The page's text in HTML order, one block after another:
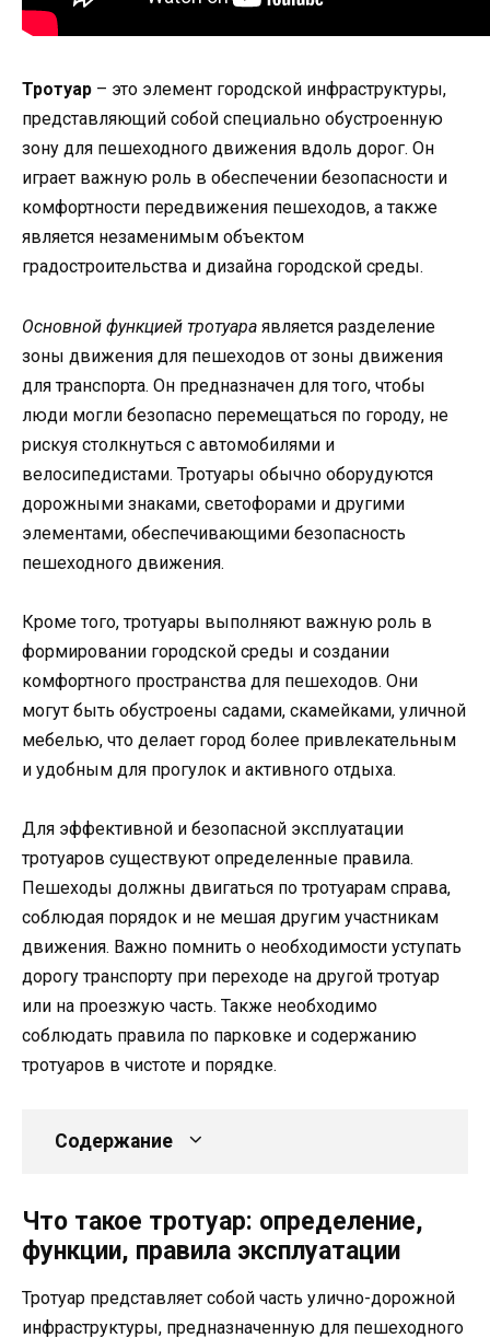
Тротуар – это элемент городской инфраструктуры,
представляющий собой специально обустроенную
зону для пешеходного движения вдоль дорог. Он
играет важную роль в обеспечении безопасности и
комфортности передвижения пешеходов, а также
является незаменимым объектом
градостроительства и дизайна городской среды.
Основной функцией тротуара является разделение
зоны движения для пешеходов от зоны движения
для транспорта. Он предназначен для того, чтобы
люди могли безопасно перемещаться по городу, не
рискуя столкнуться с автомобилями и
велосипедистами. Тротуары обычно оборудуются
дорожными знаками, светофорами и другими
элементами, обеспечивающими безопасность
пешеходного движения.
Кроме того, тротуары выполняют важную роль в
формировании городской среды и создании
комфортного пространства для пешеходов. Они
могут быть обустроены садами, скамейками, уличной
мебелью, что делает город более привлекательным
и удобным для прогулок и активного отдыха.
Для эффективной и безопасной эксплуатации
тротуаров существуют определенные правила.
Пешеходы должны двигаться по тротуарам справа,
соблюдая порядок и не мешая другим участникам
движения. Важно помнить о необходимости уступать
дорогу транспорту при переходе на другой тротуар
или на проезжую часть. Также необходимо
соблюдать правила по парковке и содержанию
тротуаров в чистоте и порядке.
Содержание
Что такое тротуар: определение,
функции, правила эксплуатации
Тротуар представляет собой часть улично-дорожной
инфраструктуры, предназначенную для пешеходного